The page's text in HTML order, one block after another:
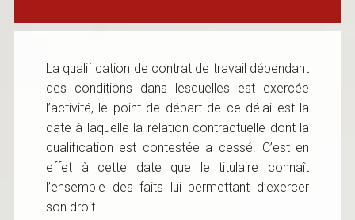
La qualification de contrat de travail dépendant
des conditions dans lesquelles est exercée
l’activité, le point de départ de ce délai est la
date à laquelle la relation contractuelle dont la
qualification est contestée a cessé. C’est en
effet à cette date que le titulaire connaît
l’ensemble des faits lui permettant d’exercer
son droit.